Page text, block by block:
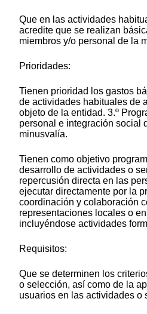
Que en las actividades
acredite que se realizan
miembros y/o personal de la
Prioridades:
Tienen prioridad los gastos
de actividades habituales de
objeto de la entidad. 3.º
personal e integración social
minusvalía.
Tienen como objetivo
desarrollo de actividades o
repercusión directa en las
ejecutar directamente por la
coordinación y colaboración
representaciones locales o
incluyéndose actividades
Requisitos:
Que se determinen los
o selección, así como de la
usuarios en las actividades o